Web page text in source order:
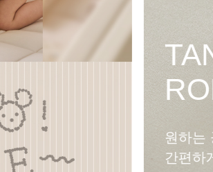
놀이와
멀티플